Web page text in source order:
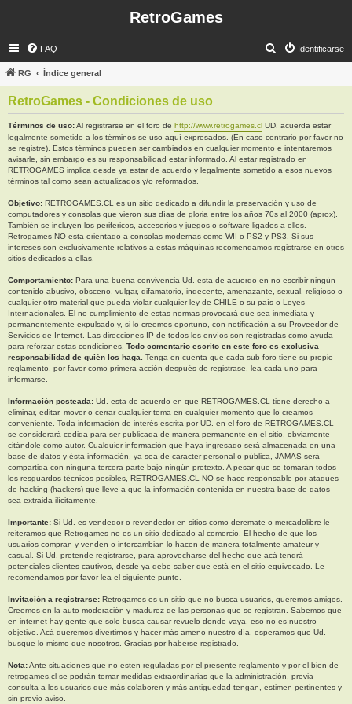
RetroGames
FAQ Identificarse
s
a
r
RG Índice general
RetroGames - Condiciones de uso
Términos de uso:Al registrarse en el foro de http://www.retrogames.cl UD. acuerda estar
legalmente sometido a los términos se uso aquí expresados. (En caso contrario por favor no
se registre). Estos términos pueden ser cambiados en cualquier momento e intentaremos
avisarle, sin embargo es su responsabilidad estar informado. Al estar registrado en
RETROGAMES implica desde ya estar de acuerdo y legalmente sometido a esos nuevos
términos tal como sean actualizados y/o reformados.
Objetivo: RETROGAMES.CL es un sitio dedicado a difundir la preservación y uso de
computadores y consolas que vieron sus días de gloria entre los años 70s al 2000 (aprox).
También se incluyen los perifericos, accesorios y juegos o software ligados a ellos.
Retrogames NO esta orientado a consolas modernas como WII o PS2 y PS3. Si sus
intereses son exclusivamente relativos a estas máquinas recomendamos registrarse en otros
sitios dedicados a ellas.
Comportamiento: Para una buena convivencia Ud. esta de acuerdo en no escribir ningún
contenido abusivo, obsceno, vulgar, difamatorio, indecente, amenazante, sexual, religioso o
cualquier otro material que pueda violar cualquier ley de CHILE o su país o Leyes
Internacionales. El no cumplimiento de estas normas provocará que sea inmediata y
permanentemente expulsado y, si lo creemos oportuno, con notificación a su Proveedor de
Servicios de Internet. Las direcciones IP de todos los envíos son registradas como ayuda
para reforzar estas condiciones. Todo comentario escrito en este foro es exclusiva
responsabilidad de quién los haga.
Tenga en cuenta que cada sub-foro tiene su propio
reglamento, por favor como primera acción después de registrase, lea cada uno para
informarse.
Información posteada: Ud. esta de acuerdo en que RETROGAMES.CL tiene derecho a
eliminar, editar, mover o cerrar cualquier tema en cualquier momento que lo creamos
conveniente. Toda información de interés escrita por UD. en el foro de RETROGAMES.CL
se considerará cedida para ser publicada de manera permanente en el sitio, obviamente
citándole como autor. Cualquier información que haya ingresado será almacenada en una
base de datos y ésta información, ya sea de caracter personal o pública, JAMAS será
compartida con ninguna tercera parte bajo ningún pretexto. A pesar que se tomarán todos
los resguardos técnicos posibles, RETROGAMES.CL NO se hace responsable por ataques
de hacking (hackers) que lleve a que la información contenida en nuestra base de datos
sea extraida ilícitamente.
Importante: Si Ud. es vendedor o revendedor en sitios como deremate o mercadolibre le
reiteramos que Retrogames no es un sitio dedicado al comercio. El hecho de que los
usuarios compran y venden o intercambian lo hacen de manera totalmente amateur y
casual. Si Ud. pretende registrarse, para aprovecharse del hecho que acá tendrá
potenciales clientes cautivos, desde ya debe saber que está en el sitio equivocado. Le
recomendamos por favor lea el siguiente punto.
Invitación a registrarse: Retrogames es un sitio que no busca usuarios, queremos amigos.
Creemos en la auto moderación y madurez de las personas que se registran. Sabemos que
en internet hay gente que solo busca causar revuelo donde vaya, eso no es nuestro
objetivo. Acá queremos divertirnos y hacer más ameno nuestro día, esperamos que Ud.
busque lo mismo que nosotros. Gracias por haberse registrado.
Nota:Ante situaciones que no esten reguladas por el presente reglamento y por el bien de
retrogames.cl se podrán tomar medidas extraordinarias que la administración, previa
consulta a los usuarios que más colaboren y más antiguedad tengan, estimen pertinentes y
sin previo aviso.